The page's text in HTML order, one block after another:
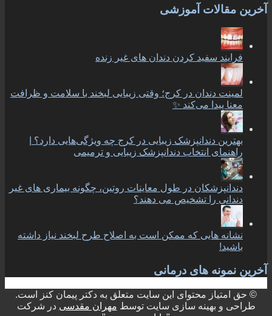
آخرین مقالات آموزشی
فرایند سفید کردن دندان های غیر زنده
لمینت دندان در کرج؛ وقتی زیبایی لبخند با سلامت و ظرافت
معنا پیدا می‌کند ✨
بهترین دندانپزشک زیبایی در کرج چه ویژگی‌هایی دارد؟ |
راهنمای انتخاب دندانپزشک زیبایی و ترمیمی
دندانپزشکان در طول معاینات روتین، چگونه بیماری های غیر
دندانی را تشخیص می دهند؟
نشانه هایی که ممکن است به اصلاح طرح لبخند نیاز داشته
باشید!
آخرین نمونه های درمانی
© حق امتیاز محتوای این سایت متعلق به دکتر پیمان کنز است.
طراحی و بهینه سازی سایت توسط مهران مقدسی در شرکت